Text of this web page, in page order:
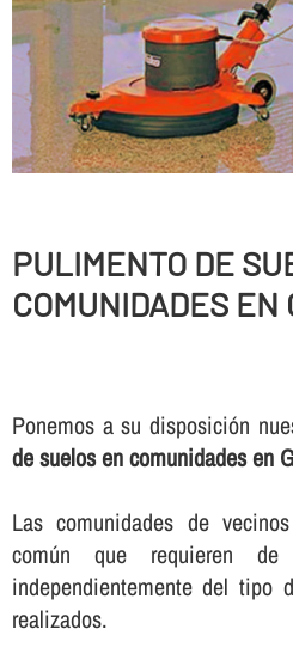
PULIMENTO DE
COMUNIDADES EN
Ponemos a su disposición
de suelos en comunidades en
Las comunidades de
común que requieren
independientemente del tipo
realizados.